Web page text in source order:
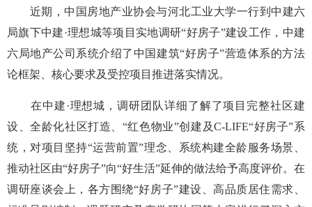
近期，中国房地产业协会与河北工业大学一行到中建六
局旗下中建·理想城等项目实地调研“好房子”建设工作，中建
六局地产公司系统介绍了中国建筑“好房子”营造体系的方法
论框架、核心要求及受控项目推进落实情况。
在中建·理想城，调研团队详细了解了项目完整社区建
设、全龄化社区打造、“红色物业”创建及C-LIFE“好房子”系
统，对项目坚持“运营前置”理念、系统构建全龄服务场景、
推动社区由“好房子”向“好生活”延伸的做法给予高度评价。在
调研座谈会上，各方围绕“好房子”建设、高品质居住需求、